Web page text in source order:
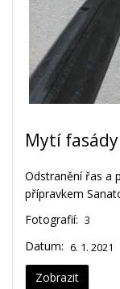
Mytí
Odstranění řas a
přípravkem
Fotografií: 3
Datum: 6. 1. 2021
Zobrazit